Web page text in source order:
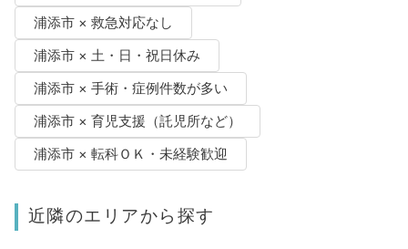
浦添市 × 救急対応なし
浦添市 × 土・日・祝日休み
浦添市 × 手術・症例件数が多い
浦添市 × 育児支援（託児所など）
浦添市 × 転科ＯＫ・未経験歓迎
近隣のエリアから探す